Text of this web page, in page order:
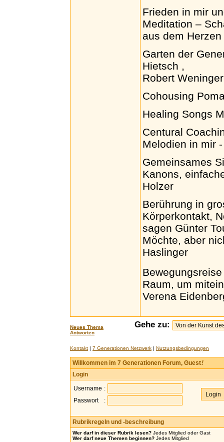
Frieden in mir
Meditation –
aus dem
Garten der
Hietsch ,
Robert Weninger
Cohousing
Healing Songs
Centural
Melodien in mir
Gemeinsames
Kanons,
Holzer
Berührung in
Körperkontakt,
sagen Günter
Möchte, aber
Haslinger
Bewegungsreise
Raum, um
Verena
Neues Thema
Antworten
Gehe zu:
Kontakt | 7 Generationen Netzwerk | Nutzungsbedingungen
Willkommen im 7 Generationen Forum, Guest!
Login
Username :
Passwort
:
Rubrikregeln und -beschreibung
Wer darf in dieser Rubrik lesen? Jedes Mitglied oder Gast
Wer darf neue Themen beginnen? Jedes Mitglied